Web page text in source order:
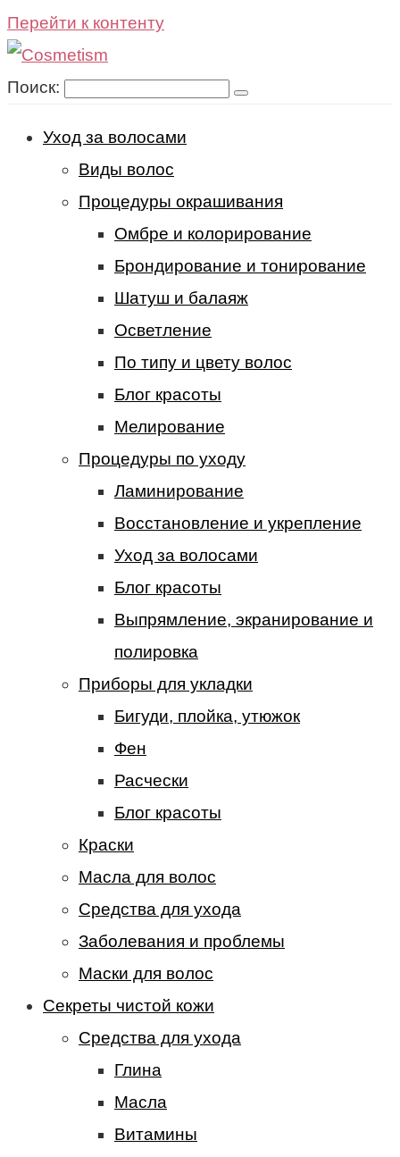
Перейти к контенту
Поиск:
Уход за волосами
Виды волос
Процедуры окрашивания
Омбре и колорирование
Брондирование и тонирование
Шатуш и балаяж
Осветление
По типу и цвету волос
Блог красоты
Мелирование
Процедуры по уходу
Ламинирование
Восстановление и укрепление
Уход за волосами
Блог красоты
Выпрямление, экранирование и
полировка
Приборы для укладки
Бигуди, плойка, утюжок
Фен
Расчески
Блог красоты
Краски
Масла для волос
Средства для ухода
Заболевания и проблемы
Маски для волос
Секреты чистой кожи
Средства для ухода
Глина
Масла
Витамины